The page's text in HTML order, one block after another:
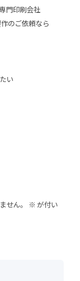
門印刷会社
のご依頼なら
い
せん。 ※が付い